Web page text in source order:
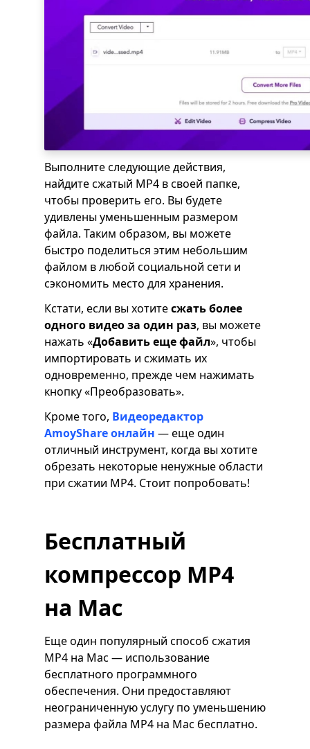
Выполните следующие действия,
найдите сжатый MP4 в своей папке,
чтобы проверить его. Вы будете
удивлены уменьшенным размером
файла. Таким образом, вы можете
быстро поделиться этим небольшим
файлом в любой социальной сети и
сэкономить место для хранения.
Кстати, если вы хотитесжать более
одного видео за один раз, вы можете
нажать «Добавить еще файл», чтобы
импортировать и сжимать их
одновременно, прежде чем нажимать
кнопку «Преобразовать».
Кроме того, Видеоредактор
AmoyShare онлайн — еще один
отличный инструмент, когда вы хотите
обрезать некоторые ненужные области
при сжатии MP4. Стоит попробовать!
Бесплатный
компрессор MP4
на Mac
Еще один популярный способ сжатия
MP4 на Mac — использование
бесплатного программного
обеспечения. Они предоставляют
неограниченную услугу по уменьшению
размера файла MP4 на Mac бесплатно.